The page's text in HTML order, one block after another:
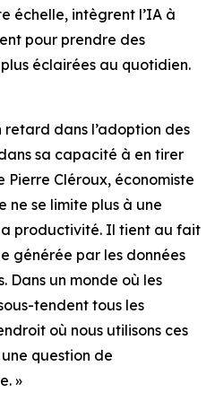
échelle, intègrent l’IA à
pour prendre des
éclairées au quotidien.
retard dans l’adoption des
sa capacité à en tirer
Cléroux, économiste
ne se limite plus à une
productivité. Il tient au fait
générée par les données
Dans un monde où les
tendent tous les
où nous utilisons ces
question de
»